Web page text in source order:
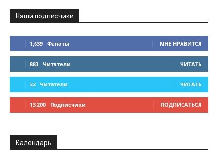
Наши подписчики
1,639 Фанаты МНЕ НРАВИТСЯ
883 Читатели ЧИТАТЬ
22 Читатели ЧИТАТЬ
13,200 Подписчики ПОДПИСАТЬСЯ
Календарь